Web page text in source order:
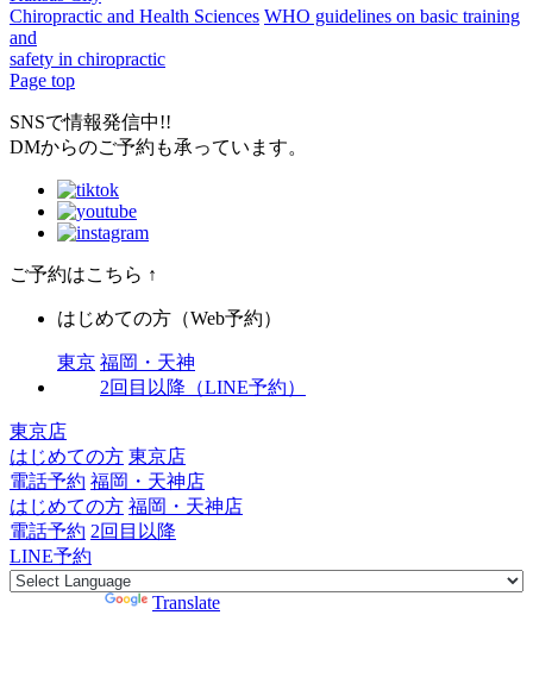
Chiropractic and Health Sciences WHO guidelines on basic training
and
safety in chiropractic
Page top
SNSで情報発信中!!
DMからのご予約も承っています。
ご予約はこちら ↑
はじめての方（Web予約）
東京 福岡・天神
2回目以降（LINE予約）
東京店
はじめての方 東京店
電話予約 福岡・天神店
はじめての方 福岡・天神店
電話予約 2回目以降
LINE予約
Translate